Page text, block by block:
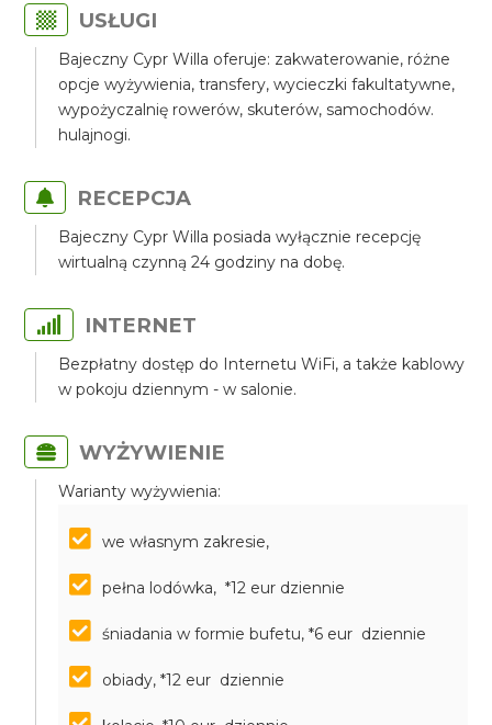
USŁUGI
Bajeczny Cypr Willa oferuje: zakwaterowanie, różne
opcje wyżywienia, transfery, wycieczki fakultatywne,
wypożyczalnię rowerów, skuterów, samochodów.
hulajnogi.
RECEPCJA
Bajeczny Cypr Willa posiada wyłącznie recepcję
wirtualną czynną 24 godziny na dobę.
INTERNET
Bezpłatny dostęp do Internetu WiFi, a także kablowy
w pokoju dziennym - w salonie.
WYŻYWIENIE
Warianty wyżywienia:
we własnym zakresie,
pełna lodówka, *12 eur dziennie
śniadania w formie bufetu, *6 eur dziennie
obiady, *12 eur dziennie